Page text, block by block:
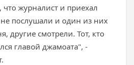
что журналист и приехал
послушали и один из них
другие смотрели. Тот, кто
главой джамоата", -